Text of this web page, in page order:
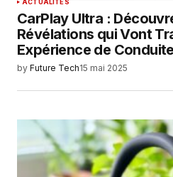
ACTUALITÉS
CarPlay Ultra :
Révélations qui Vont
Expérience de
by Future Tech15 mai 2025